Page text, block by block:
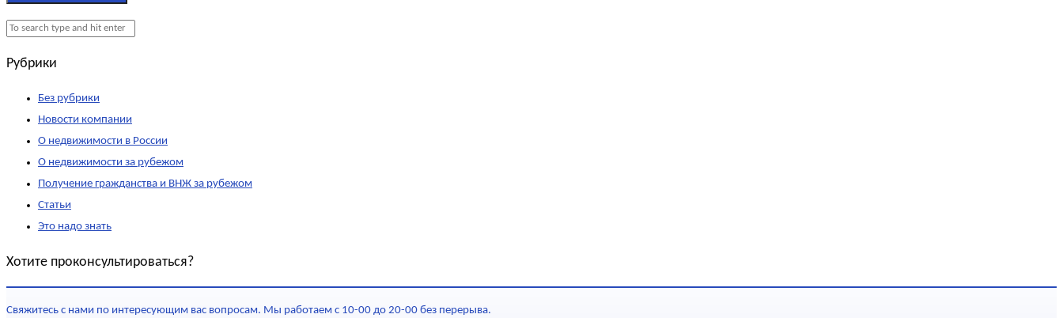
Рубрики
Без рубрики
Новости компании
О недвижимости в России
О недвижимости за рубежом
Получение гражданства и ВНЖ за рубежом
Статьи
Это надо знать
Хотите проконсультироваться?
Свяжитесь с нами по интересующим вас вопросам. Мы работаем с 10-00 до 20-00 без перерыва.